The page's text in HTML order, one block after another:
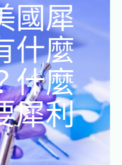
國犀
什麼
什麼
犀利